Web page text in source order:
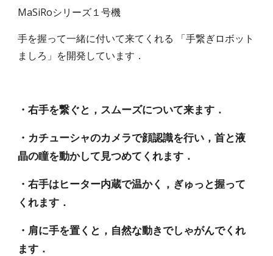
MaSiRoシリーズ１号機
手を握って一緒に付いて来てくれる 「手繋ぎロボット
ましろ」を開発しています．
・右手を繋ぐと，スムーズについて来ます．
・カチューシャのカメラで顔認識を行い，首と液
晶の瞳を動かして見つめてくれます．
・右手はヒーター内蔵で温かく，ぎゅっと握って
くれます．
・肩に手を置くと，自然な動きでしゃがんでくれ
ます．